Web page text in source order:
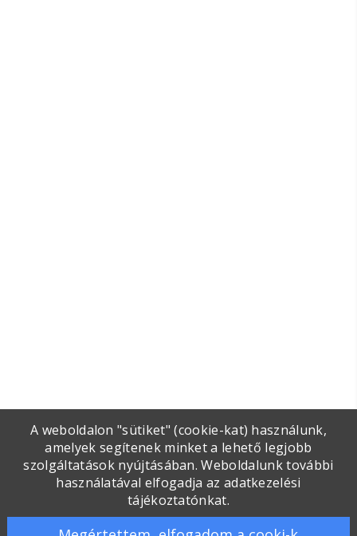
A weboldalon "sütiket" (cookie-kat) használunk,
amelyek segítenek minket a lehető legjobb
szolgáltatások nyújtásában. Weboldalunk további
használatával elfogadja az adatkezelési
tájékoztatónkat.